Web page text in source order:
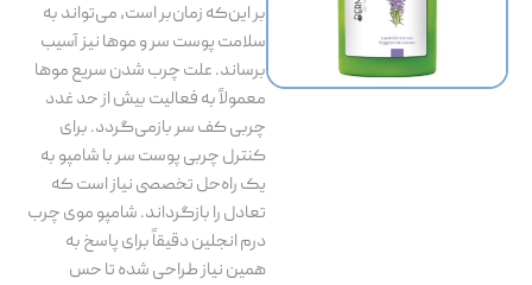
بر این‌که زمان‌بر است، می‌تواند به
سلامت پوست سر و موها نیز آسیب
برساند. علت چرب شدن سریع موها
معمولاً به فعالیت بیش از حد غدد
چربی کف سر بازمی‌گردد. برای
کنترل چربی پوست سر با شامپو به
یک راه‌حل تخصصی نیاز است که
تعادل را بازگرداند. شامپو موی چرب
درم انجلین دقیقاً برای پاسخ به
همین نیاز طراحی شده تا حس